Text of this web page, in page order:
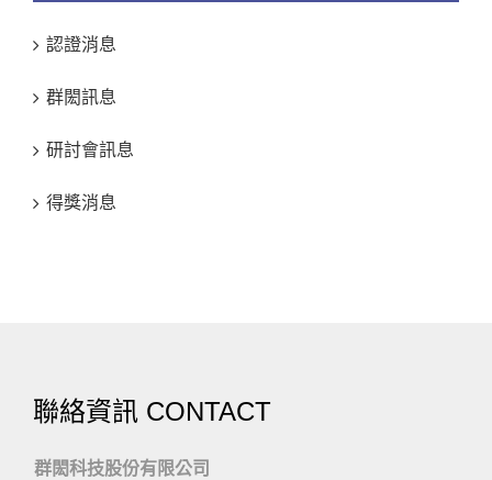
認證消息
群閎訊息
研討會訊息
得獎消息
聯絡資訊 CONTACT
群閎科技股份有限公司